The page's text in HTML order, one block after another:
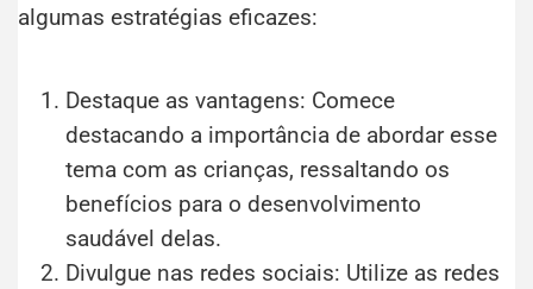
algumas estratégias eficazes:
Destaque as vantagens: Comece
destacando a importância de abordar esse
tema com as crianças, ressaltando os
benefícios para o desenvolvimento
saudável delas.
Divulgue nas redes sociais: Utilize as redes